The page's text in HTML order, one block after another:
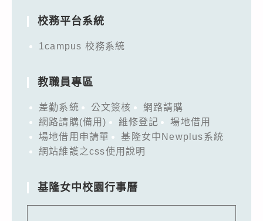
照
惠
轉
校務平台系統
1campus 校務系統
教職員專區
差勤系統 公文簽核
網路請購
網路請購(備用)
維修登記
場地借用
場地借用申請單
基隆女中Newplus系統
網站維護之css使用說明
基隆女中校園行事曆